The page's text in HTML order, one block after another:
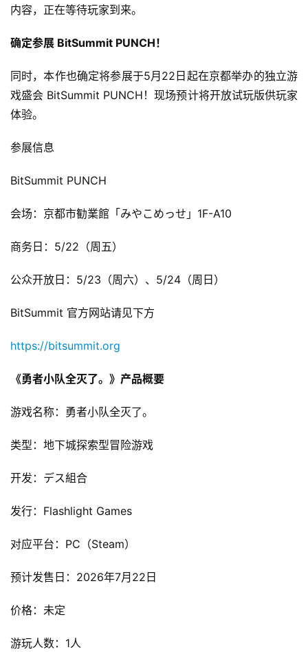
内容，正在等待玩家到来。
确定参展 BitSummit PUNCH！
同时，本作也确定将参展于5月22日起在京都举办的独立游
戏盛会 BitSummit PUNCH！现场预计将开放试玩版供玩家
体验。
参展信息
BitSummit PUNCH
会场：京都市勧業館「みやこめっせ」1F-A10
商务日：5/22（周五）
公众开放日：5/23（周六）、5/24（周日）
BitSummit 官方网站请见下方
https://bitsummit.org
《勇者小队全灭了。》产品概要
游戏名称：勇者小队全灭了。
类型：地下城探索型冒险游戏
开发：デス組合
发行：Flashlight Games
对应平台：PC（Steam）
预计发售日：2026年7月22日
价格：未定
游玩人数：1人